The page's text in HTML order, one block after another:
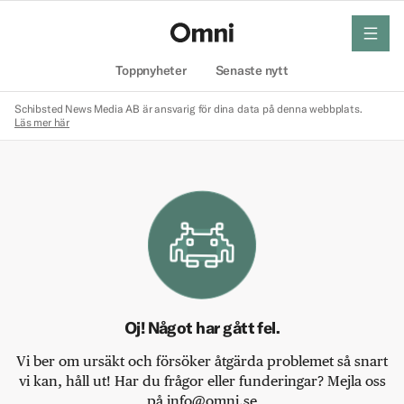
Toppnyheter Senaste nytt
meny
Schibsted News Media AB är ansvarig för dina data på denna webbplats.
Läs mer här
Oj! Något har gått fel.
Vi ber om ursäkt och försöker åtgärda problemet så snart
vi kan, håll ut! Har du frågor eller funderingar? Mejla oss